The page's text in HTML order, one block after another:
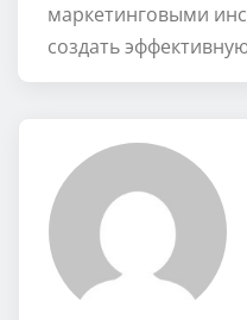
маркетинговыми
создать